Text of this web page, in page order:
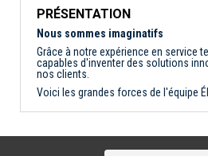
PRÉSENTATION
Nous sommes imaginatifs
Grâce à notre expérience en service
capables d'inventer des solutions
nos clients.
Voici les grandes forces de l'équipe